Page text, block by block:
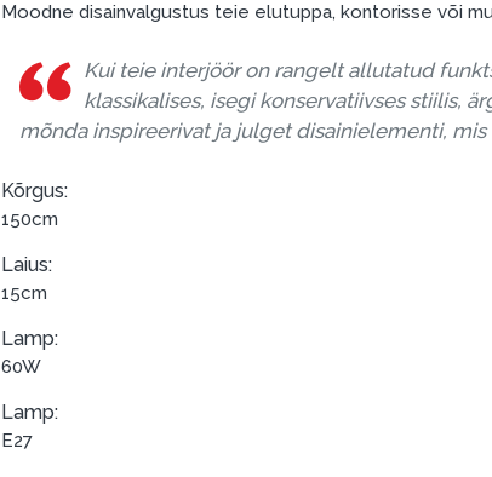
Moodne disainvalgustus teie elutuppa, kontorisse või
Kui teie interjöör on rangelt allutatud
klassikalises, isegi konservatiivses stiilis,
mõnda inspireerivat ja julget disainielementi,
Kõrgus:
150cm
Laius:
15cm
Lamp:
60W
Lamp:
E27